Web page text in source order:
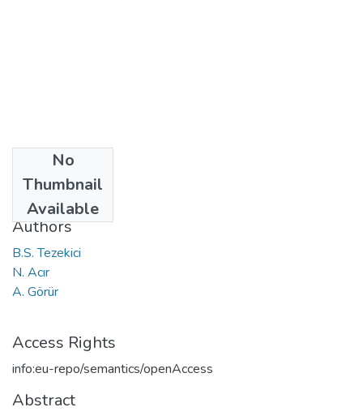
No
Thumbnail
Available
1998
Authors
B.S. Tezekici
N. Acır
A. Görür
Access Rights
info:eu-repo/semantics/openAccess
Abstract